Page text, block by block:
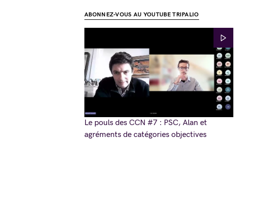
ABONNEZ-VOUS AU YOUTUBE TRIPALIO
Le pouls des CCN #7 : PSC, Alan et
agréments de catégories objectives